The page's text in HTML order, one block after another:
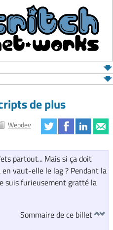
de plus
Webdev
partout... Mais si ça doit
vaut-elle le lag ? Pendant la
suis furieusement gratté la
Sommaire de ce billet